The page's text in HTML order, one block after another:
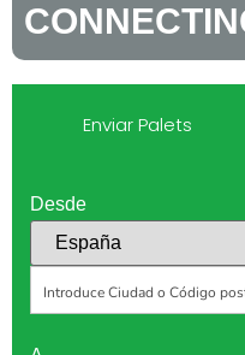
Enviar Palets
Desde